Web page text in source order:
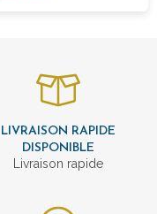
LIVRAISON RAPIDE
DISPONIBLE
Livraison rapide